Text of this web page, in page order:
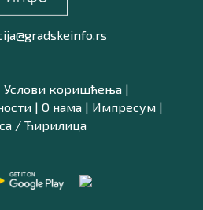
Услови коришћења|
| О нама| Импресум|
/ Ћирилица